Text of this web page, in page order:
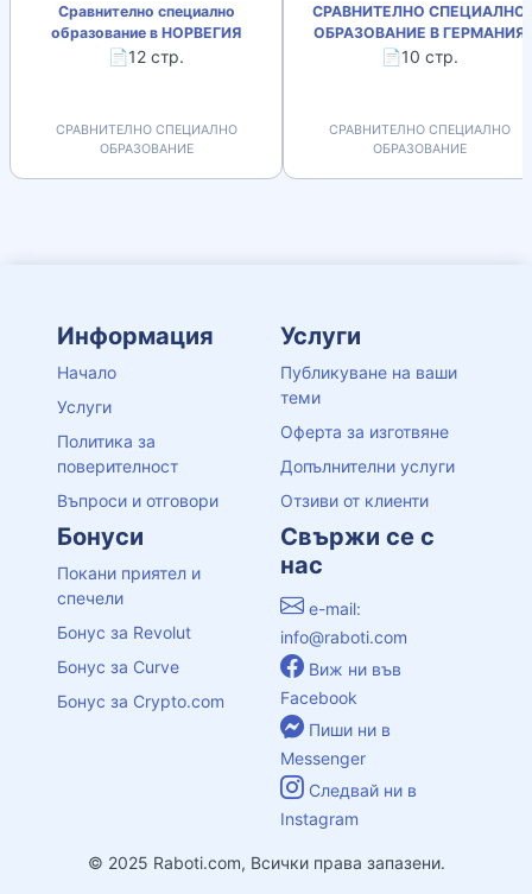
Сравнително специално
образование в НОРВЕГИЯ
📄12 стр.
СРАВНИТЕЛНО СПЕЦИАЛНО
ОБРАЗОВАНИЕ
СРАВНИТЕЛНО СПЕЦИАЛНО
ОБРАЗОВАНИЕ В ГЕРМАНИЯ
📄10 стр.
СРАВНИТЕЛНО СПЕЦИАЛНО
ОБРАЗОВАНИЕ
Информация
Начало
Услуги
Политика за
поверителност
Въпроси и отговори
Услуги
Публикуване на ваши
теми
Оферта за изготвяне
Допълнителни услуги
Отзиви от клиенти
Бонуси
Покани приятел и
спечели
Бонус за Revolut
Бонус за Curve
Бонус за Crypto.com
Свържи се с
нас
e-mail:
info@raboti.com
Виж ни във
Facebook
Пиши ни в
Messenger
Следвай ни в
Instagram
© 2025 Raboti.com, Всички права запазени.